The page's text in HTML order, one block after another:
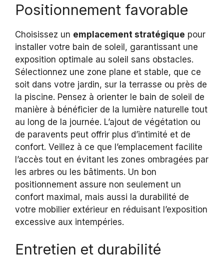
Positionnement favorable
Choisissez un emplacement stratégique pour
installer votre bain de soleil, garantissant une
exposition optimale au soleil sans obstacles.
Sélectionnez une zone plane et stable, que ce
soit dans votre jardin, sur la terrasse ou près de
la piscine. Pensez à orienter le bain de soleil de
manière à bénéficier de la lumière naturelle tout
au long de la journée. L’ajout de végétation ou
de paravents peut offrir plus d’intimité et de
confort. Veillez à ce que l’emplacement facilite
l’accès tout en évitant les zones ombragées par
les arbres ou les bâtiments. Un bon
positionnement assure non seulement un
confort maximal, mais aussi la durabilité de
votre mobilier extérieur en réduisant l’exposition
excessive aux intempéries.
Entretien et durabilité